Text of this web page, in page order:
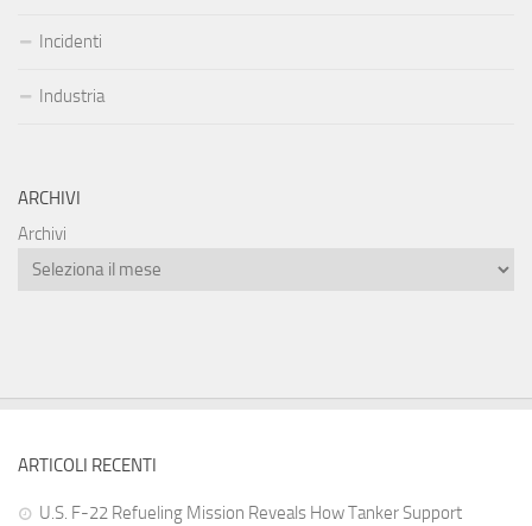
Incidenti
Industria
ARCHIVI
Archivi
ARTICOLI RECENTI
U.S. F-22 Refueling Mission Reveals How Tanker Support